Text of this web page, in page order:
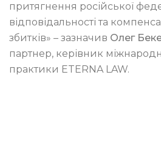
притягнення російської
відповідальності та
збитків» – зазначив Олег
партнер, керівник
практики ETERNA LAW.